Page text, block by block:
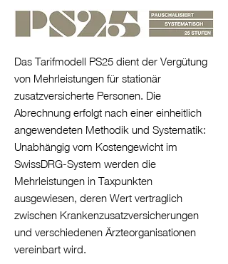
Das Tarifmodell PS25 dient der Vergütung
von Mehrleistungen für stationär
zusatzversicherte Personen. Die
Abrechnung erfolgt nach einer einheitlich
angewendeten Methodik und Systematik:
Unabhängig vom Kostengewicht im
SwissDRG-System werden die
Mehrleistungen in Taxpunkten
ausgewiesen, deren Wert vertraglich
zwischen Krankenzusatzversicherungen
und verschiedenen Ärzteorganisationen
vereinbart wird.